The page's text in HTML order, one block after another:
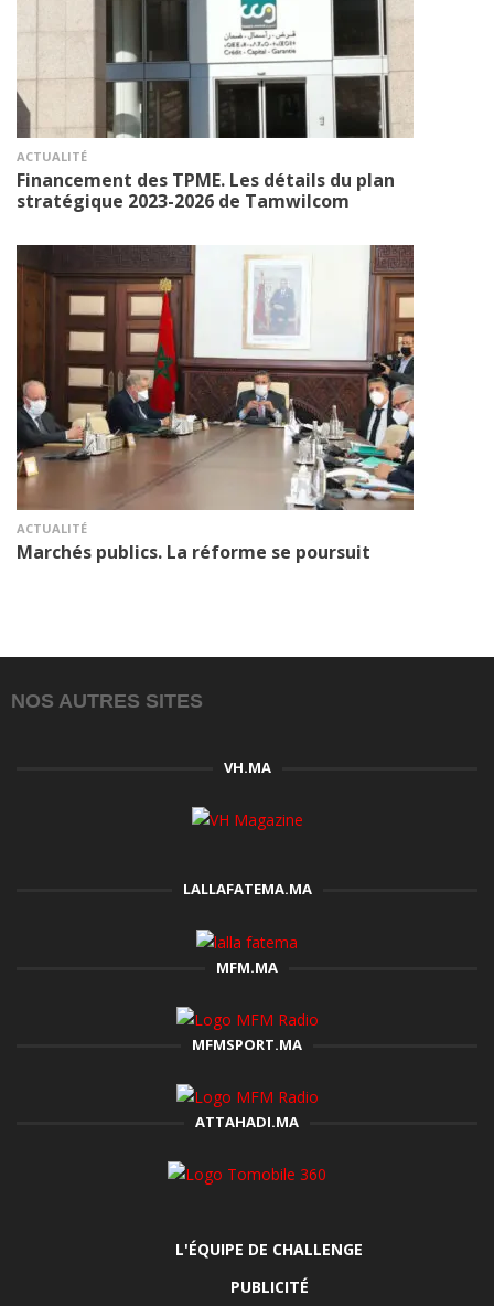
ACTUALITÉ
Financement des TPME. Les détails du plan
stratégique 2023-2026 de Tamwilcom
ACTUALITÉ
Marchés publics. La réforme se poursuit
NOS AUTRES SITES
VH.MA
LALLAFATEMA.MA
MFM.MA
MFMSPORT.MA
ATTAHADI.MA
L'ÉQUIPE DE CHALLENGE
PUBLICITÉ